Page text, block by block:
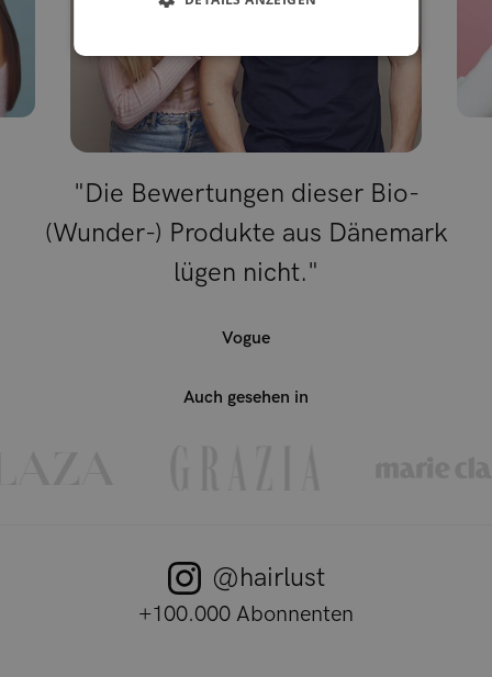
"Die Bewertungen dieser Bio-
(Wunder-) Produkte aus Dänemark
lügen nicht."
Vogue
Auch gesehen in
+100.000 Abonnenten
@hairlust